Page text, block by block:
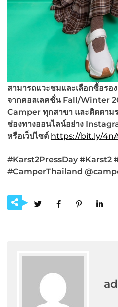
สามารถแวะชมและเลือกซื้อรอ
จากคอลเลคชั่น Fall/Winter
Camper ทุกสาขา และติดตาม
ช่องทางออนไลน์อย่าง
หรือเว็ปไซต์ https://bit.ly/
#Karst2PressDay #Karst2
#CamperThailand